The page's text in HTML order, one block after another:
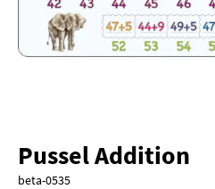
Pussel Addition
beta-0535